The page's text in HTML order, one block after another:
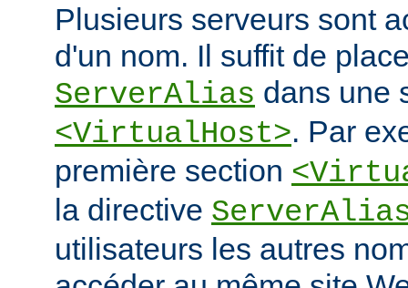
Plusieurs serveurs sont
d'un nom. Il suffit de
ServerAlias dans une
<VirtualHost>. Par
première section
la directive
utilisateurs les autres